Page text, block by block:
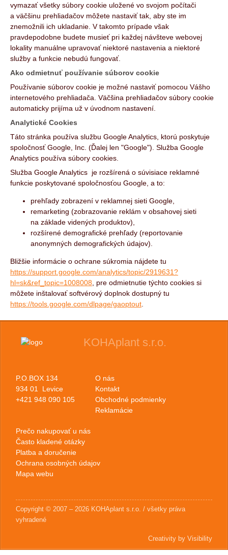
vymazať všetky súbory cookie uložené vo svojom počítači
a väčšinu prehliadačov môžete nastaviť tak, aby ste im
znemožnili ich ukladanie. V takomto prípade však
pravdepodobne budete musieť pri každej návšteve webovej
lokality manuálne upravovať niektoré nastavenia a niektoré
služby a funkcie nebudú fungovať.
Ako odmietnuť používanie súborov cookie
Používanie súborov cookie je možné nastaviť pomocou Vášho
internetového prehliadača. Väčšina prehliadačov súbory cookie
automaticky prijíma už v úvodnom nastavení.
Analytické Cookies
Táto stránka používa službu Google Analytics, ktorú poskytuje
spoločnosť Google, Inc. (Ďalej len "Google"). Služba Google
Analytics používa súbory cookies.
Služba Google Analytics je rozšírená o súvisiace reklamné
funkcie poskytované spoločnosťou Google, a to:
prehľady zobrazení v reklamnej sieti Google,
remarketing (zobrazovanie reklám v obsahovej sieti
na základe videných produktov),
rozšírené demografické prehľady (reportovanie
anonymných demografických údajov).
Bližšie informácie o ochrane súkromia nájdete tu
https://support.google.com/analytics/topic/2919631?
hl=sk&ref_topic=1008008 , pre odmietnutie týchto cookies si
môžete inštalovať softvérový doplnok dostupný tu
https://tools.google.com/dlpage/gaoptout
KOHAplant s.r.o.
P.O.BOX 134
934 01 Levice
+421 948 090 105
O nás
Kontakt
Obchodné podmienky
Reklamácie
Prečo nakupovať u nás
Často kladené otázky
Platba a doručenie
Ochrana osobných údajov
Mapa webu
Copyright © 2007 – 2026 KOHAplant s.r.o. / všetky práva
vyhradené
Creativity by Visibility